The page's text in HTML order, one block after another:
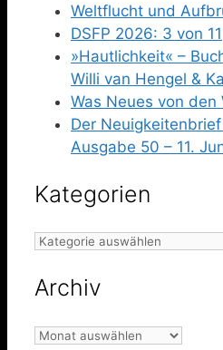
Weltflucht und
DSFP 2026: 3 von 11
»Hautlichkeit« –
Willi van Hengel &
Was Neues von den
Der
Ausgabe 50 – 11.
Kategorien
Kategorien
Archiv
Archiv